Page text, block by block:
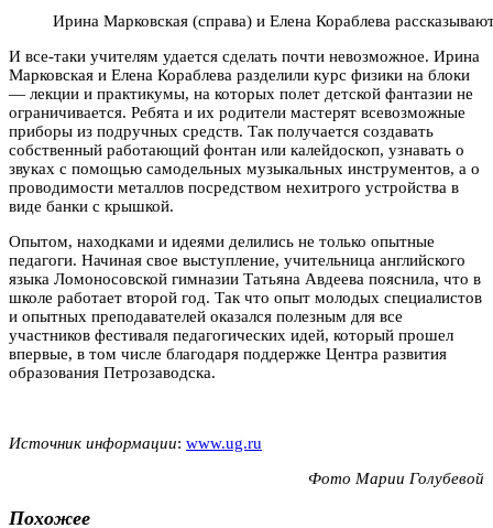
Ирина Марковская (справа) и Елена Кораблева
И все-таки учителям удается сделать почти невозможное. Ирина
Марковская и Елена Кораблева разделили курс физики на блоки
— лекции и практикумы, на которых полет детской фантазии не
ограничивается. Ребята и их родители мастерят всевозможные
приборы из подручных средств. Так получается создавать
собственный работающий фонтан или калейдоскоп, узнавать о
звуках с помощью самодельных музыкальных инструментов, а о
проводимости металлов посредством нехитрого устройства в
виде банки с крышкой.
Опытом, находками и идеями делились не только опытные
педагоги. Начиная свое выступление, учительница английского
языка Ломоносовской гимназии Татьяна Авдеева пояснила, что в
школе работает второй год. Так что опыт молодых специалистов
и опытных преподавателей оказался полезным для все
участников фестиваля педагогических идей, который прошел
впервые, в том числе благодаря поддержке Центра развития
образования Петрозаводска.
Источник информации: www.ug.ru
Фото Марии Голубевой
Похожее